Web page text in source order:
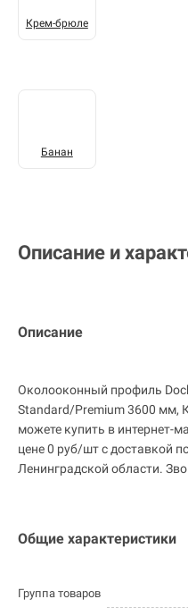
Крем-брюле
Банан
Описание и
Описание
Околооконный профиль
Standard/Premium 3600 мм,
можете купить в интернет-
цене 0 руб/шт с доставкой
Ленинградской области.
Общие характеристики
Группа товаров